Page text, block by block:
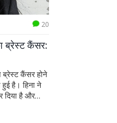
20
ब्रेस्ट कैंसर:
ब्रेस्ट कैंसर होने
है। हिना ने
दिया है और
कैंसर के लक्षण